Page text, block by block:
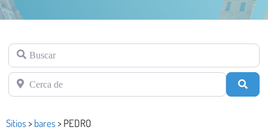
Buscar
Cerca de
Sitios >bares >PEDRO